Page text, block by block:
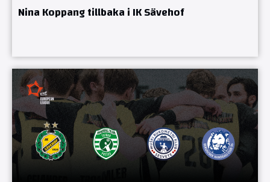
Nina Koppang tillbaka i IK Sävehof